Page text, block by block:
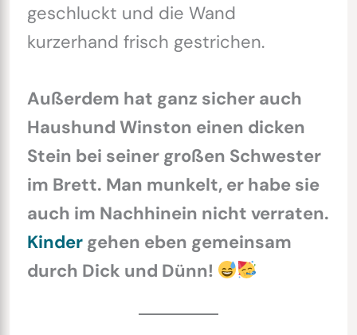
geschluckt und die Wand
kurzerhand frisch gestrichen.
Außerdem hat ganz sicher auch
Haushund Winston einen dicken
Stein bei seiner großen Schwester
im Brett. Man munkelt, er habe sie
auch im Nachhinein nicht verraten.
Kindergehen eben gemeinsam
durch Dick und Dünn!